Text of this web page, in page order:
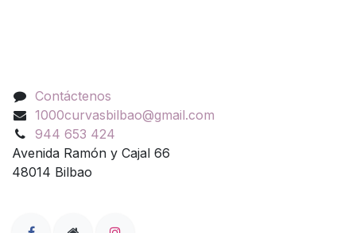
Contáctenos
1000curvasbilbao@gmail.com
944 653 424
Avenida Ramón y Cajal 66
48014 Bilbao